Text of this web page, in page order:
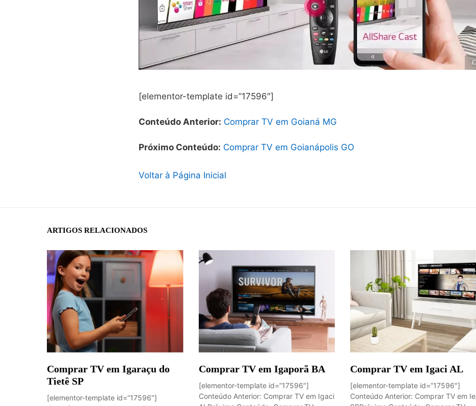
[elementor-template id=”17596″]
Conteúdo Anterior: Comprar TV em Goianá MG
Próximo Conteúdo: Comprar TV em Goianápolis GO
Voltar à Página Inicial
ARTIGOS RELACIONADOS
Comprar TV em Igaraçu do
Tietê SP
[elementor-template id=”17596″]
Comprar TV em Igaporã BA
[elementor-template id=”17596″]
Conteúdo Anterior: Comprar TV em Igaci
Comprar TV em Igaci AL
[elementor-template id=”17596″]
Conteúdo Anterior: Comprar TV em